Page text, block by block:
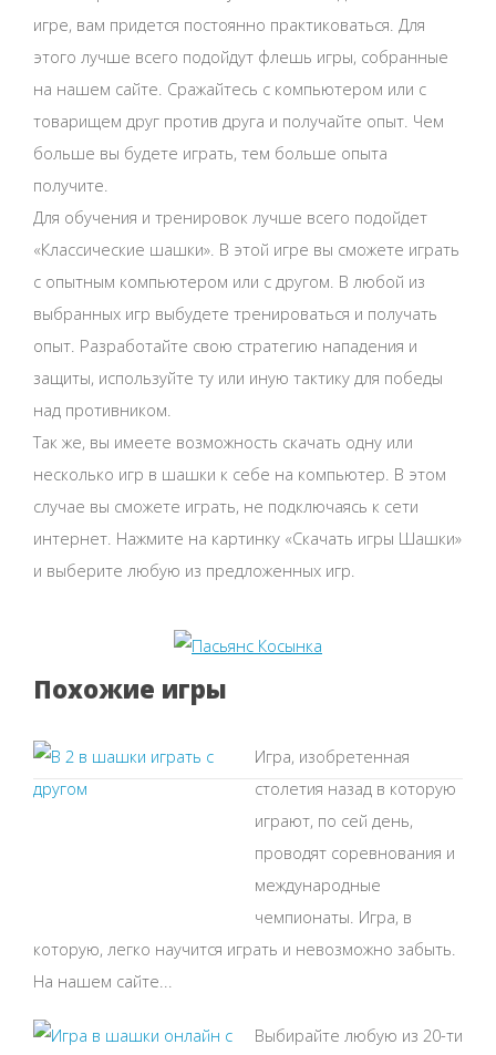
игре, вам придется постоянно практиковаться. Для
этого лучше всего подойдут флешь игры, собранные
на нашем сайте. Сражайтесь с компьютером или с
товарищем друг против друга и получайте опыт. Чем
больше вы будете играть, тем больше опыта
получите.
Для обучения и тренировок лучше всего подойдет
«Классические шашки». В этой игре вы сможете играть
с опытным компьютером или с другом. В любой из
выбранных игр выбудете тренироваться и получать
опыт. Разработайте свою стратегию нападения и
защиты, используйте ту или иную тактику для победы
над противником.
Так же, вы имеете возможность скачать одну или
несколько игр в шашки к себе на компьютер. В этом
случае вы сможете играть, не подключаясь к сети
интернет. Нажмите на картинку «Скачать игры Шашки»
и выберите любую из предложенных игр.
Похожие игры
Игра, изобретенная
столетия назад в которую
играют, по сей день,
проводят соревнования и
международные
чемпионаты. Игра, в
которую, легко научится играть и невозможно забыть.
На нашем сайте...
Выбирайте любую из 20-ти